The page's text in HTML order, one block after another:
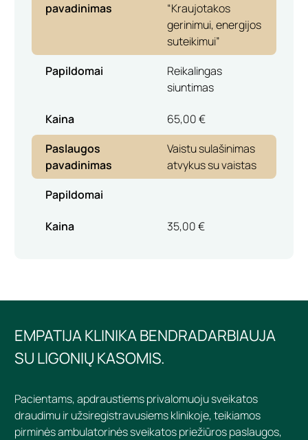
pavadinimas
“Kraujotakos
gerinimui, energijos
suteikimui”
Papildomai
Reikalingas
siuntimas
Kaina
65,00 €
Paslaugos
pavadinimas
Vaistu sulašinimas
atvykus su vaistas
Papildomai
Kaina 35,00 €
EMPATIJA KLINIKA BENDRADARBIAUJA
SU LIGONIŲ KASOMIS.
Pacientams, apdraustiems privalomuoju sveikatos
draudimu ir užsiregistravusiems klinikoje, teikiamos
pirminės ambulatorinės sveikatos priežiūros paslaugos,